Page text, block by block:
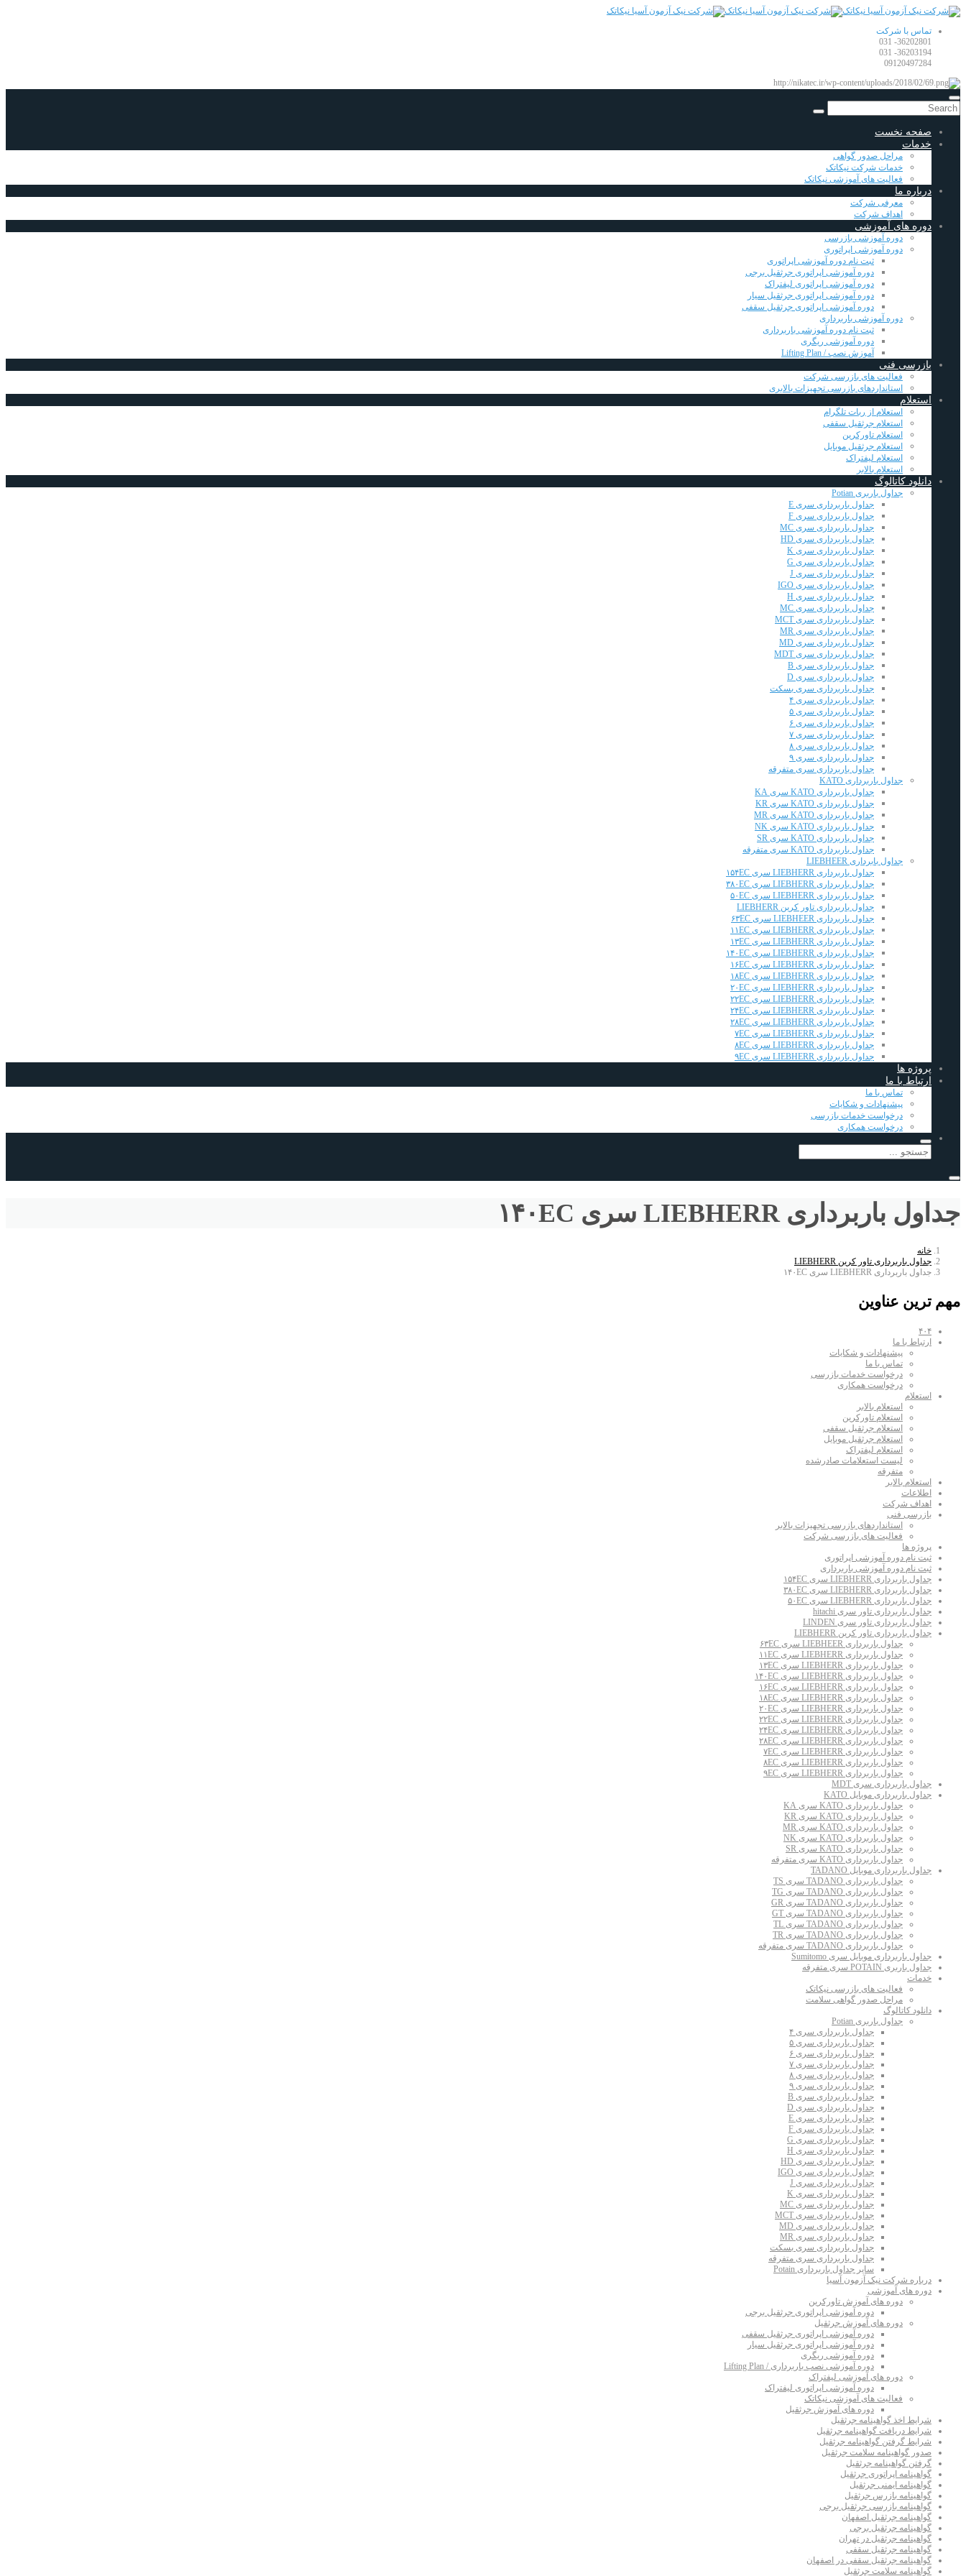
تماس با شرکت
36202801- 031
36203194- 031
09120497284
صفحه نخست
خدمات
مراحل صدور گواهی
خدمات شرکت نیکاتک
فعالیت های آموزشی نیکاتک
درباره ما
معرفی شرکت
اهداف شرکت
دوره های آموزشی
دوره آموزشی بازرسی
دوره آموزشی اپراتوری
ثبت نام دوره آموزشی اپراتوری
دوره آموزشی اپراتوری جرثقیل برجی
دوره آموزشی اپراتوری لیفتراک
دوره آموزشی اپراتوری جرثقیل سیار
دوره آموزشی اپراتوری جرثقیل سقفی
دوره آموزشی باربرداری
ثبت نام دوره آموزشی باربرداری
دوره آموزشی ریگری
آموزش نصب / Lifting Plan
بازرسی فنی
فعالیت های بازرسی شرکت
استانداردهای بازرسی تجهیزات بالابری
استعلام
استعلام از ربات تلگرام
استعلام جرثقیل سقفی
استعلام تاورکرین
استعلام جرثقیل موبایل
استعلام لیفتراک
استعلام بالابر
دانلود کاتالوگ
جداول باربری Potian
جداول باربرداری سری E
جداول باربرداری سری F
جداول باربرداری سری MC
جداول باربرداری سری HD
جداول باربرداری سری K
جداول باربرداری سری G
جداول باربرداری سری J
جداول باربرداری سری IGO
جداول باربرداری سری H
جداول باربرداری سری MC
جداول باربرداری سری MCT
جداول باربرداری سری MR
جداول باربرداری سری MD
جداول باربرداری سری MDT
جداول باربرداری سری B
جداول باربرداری سری D
جداول باربرداری سری بسکت
جداول باربرداری سری ۴
جداول باربرداری سری ۵
جداول باربرداری سری ۶
جداول باربرداری سری ۷
جداول باربرداری سری ۸
جداول باربرداری سری ۹
جداول باربرداری سری متفرقه
جداول باربرداری KATO
جداول باربرداری KATO سری KA
جداول باربرداری KATO سری KR
جداول باربرداری KATO سری MR
جداول باربرداری KATO سری NK
جداول باربرداری KATO سری SR
جداول باربرداری KATO سری متفرقه
جداول بابرداری LIEBHEER
جداول باربرداری LIEBHERR سری ۱۵۴EC
جداول باربرداری LIEBHERR سری ۳۸۰EC
جداول باربرداری LIEBHERR سری ۵۰EC
جداول باربرداری تاور کرین LIEBHERR
جداول باربرداری LIEBHEER سری ۶۳EC
جداول باربرداری LIEBHERR سری ۱۱EC
جداول باربرداری LIEBHERR سری ۱۳EC
جداول باربرداری LIEBHERR سری ۱۴۰EC
جداول باربرداری LIEBHERR سری ۱۶EC
جداول باربرداری LIEBHERR سری ۱۸EC
جداول باربرداری LIEBHERR سری ۲۰EC
جداول باربرداری LIEBHERR سری ۲۲EC
جداول باربرداری LIEBHERR سری ۲۴EC
جداول باربرداری LIEBHERR سری ۲۸EC
جداول باربرداری LIEBHERR سری ۷EC
جداول باربرداری LIEBHERR سری ۸EC
جداول باربرداری LIEBHERR سری ۹EC
پروژه ها
ارتباط با ما
تماس با ما
پیشنهادات و شکایات
درخواست خدمات بازرسی
درخواست همکاری
جداول باربرداری LIEBHERR سری ۱۴۰EC
خانه
جداول باربرداری تاور کرین LIEBHERR
جداول باربرداری LIEBHERR سری ۱۴۰EC
مهم ترین عناوین
۴۰۴
ارتباط با ما
پیشنهادات و شکایات
تماس با ما
درخواست خدمات بازرسی
درخواست همکاری
استعلام
استعلام بالابر
استعلام تاورکرین
استعلام جرثقیل سقفی
استعلام جرثقیل موبایل
استعلام لیفتراک
لیست استعلامات صادرشده
متفرقه
استعلام بالابر
اطلاعات
اهداف شرکت
بازرسی فنی
استانداردهای بازرسی تجهیزات بالابر
فعالیت های بازرسی شرکت
پروژه ها
ثبت نام دوره آموزشی اپراتوری
ثبت نام دوره آموزشی باربرداری
جداول باربرداری LIEBHERR سری ۱۵۴EC
جداول باربرداری LIEBHERR سری ۳۸۰EC
جداول باربرداری LIEBHERR سری ۵۰EC
جداول باربرداری تاور سری hitachi
جداول باربرداری تاور سری LINDEN
جداول باربرداری تاور کرین LIEBHERR
جداول باربرداری LIEBHEER سری ۶۳EC
جداول باربرداری LIEBHERR سری ۱۱EC
جداول باربرداری LIEBHERR سری ۱۳EC
جداول باربرداری LIEBHERR سری ۱۴۰EC
جداول باربرداری LIEBHERR سری ۱۶EC
جداول باربرداری LIEBHERR سری ۱۸EC
جداول باربرداری LIEBHERR سری ۲۰EC
جداول باربرداری LIEBHERR سری ۲۲EC
جداول باربرداری LIEBHERR سری ۲۴EC
جداول باربرداری LIEBHERR سری ۲۸EC
جداول باربرداری LIEBHERR سری ۷EC
جداول باربرداری LIEBHERR سری ۸EC
جداول باربرداری LIEBHERR سری ۹EC
جداول باربرداری سری MDT
جداول باربرداری موبایل KATO
جداول باربرداری KATO سری KA
جداول باربرداری KATO سری KR
جداول باربرداری KATO سری MR
جداول باربرداری KATO سری NK
جداول باربرداری KATO سری SR
جداول باربرداری KATO سری متفرقه
جداول باربرداری موبایل TADANO
جداول باربرداری TADANO سری TS
جداول باربرداری TADANO سری TG
جداول باربرداری TADANO سری GR
جداول باربرداری TADANO سری GT
جداول باربرداری TADANO سری TL
جداول باربرداری TADANO سری TR
جداول باربرداری TADANO سری متفرقه
جداول باربرداری موبایل سری Sumitomo
جداول باربری POTAIN سری متفرقه
خدمات
فعالیت های بازرسی نیکاتک
مراحل صدور گواهی سلامت
دانلود کاتالوگ
جداول باربری Potian
جداول باربرداری سری ۴
جداول باربرداری سری ۵
جداول باربرداری سری ۶
جداول باربرداری سری ۷
جداول باربرداری سری ۸
جداول باربرداری سری ۹
جداول باربرداری سری B
جداول باربرداری سری D
جداول باربرداری سری E
جداول باربرداری سری F
جداول باربرداری سری G
جداول باربرداری سری H
جداول باربرداری سری HD
جداول باربرداری سری IGO
جداول باربرداری سری J
جداول باربرداری سری K
جداول باربرداری سری MC
جداول باربرداری سری MCT
جداول باربرداری سری MD
جداول باربرداری سری MR
جداول باربرداری سری بسکت
جداول باربرداری سری متفرقه
سایر جداول باربرداری Potain
درباره شرکت نیک آزمون آسیا
دوره های آموزشی
دوره های آموزش تاورکرین
دوره آموزشی اپراتوری جرثقیل برجی
دوره های آموزش جرثقیل
دوره آموزشی اپراتوری جرثقیل سقفی
دوره آموزشی اپراتوری جرثقیل سیار
دوره آموزشی ریگری
دوره آموزشی نصب باربرداری / Lifting Plan
دوره های آموزشی لیفتراک
دوره آموزشی اپراتوری لیفتراک
فعالیت های آموزشی نیکاتک
دوره های آموزش جرثقیل
شرایط اخذ گواهینامه جرثقیل
شرایط دریافت گواهینامه جرثقیل
شرایط گرفتن گواهینامه جرثقیل
صدور گواهینامه سلامت جرثقیل
گرفتن گواهینامه جرثقیل
گواهینامه اپراتوری جرثقیل
گواهینامه ایمنی جرثقیل
گواهینامه بازرس جرثقیل
گواهینامه بازرسی جرثقیل برجی
گواهینامه جرثقیل اصفهان
گواهینامه جرثقیل برجی
گواهینامه جرثقیل در تهران
گواهینامه جرثقیل سقفی
گواهینامه جرثقیل سقفی در اصفهان
گواهینامه سلامت جرثقیل